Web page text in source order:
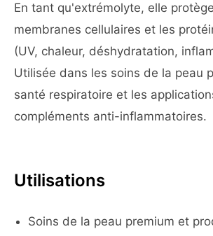
En tant qu'extrémolyte, elle
membranes cellulaires et les
(UV, chaleur, déshydratation,
Utilisée dans les soins de la peau
santé respiratoire et les
compléments anti-inflammatoires.
Utilisations
Soins de la peau premium et